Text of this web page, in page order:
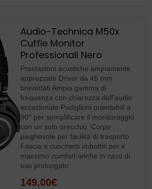
Audio-Technica M50x
Cuffie Monitor
Professionali Nero
Prestazioni acustiche ampiamente
apprezzate Driver da 45 mm
brevettati Ampia gamma di
frequenza con chiarezza dell’audio
eccezionale Padiglioni orientabili a
90° per semplificare il monitoraggio
con un solo orecchio. Corpo
pieghevole per facilità di trasporto
Fascia e cuscinetti imbottiti per il
massimo comfort anche in caso di
uso prolungato
149,00€